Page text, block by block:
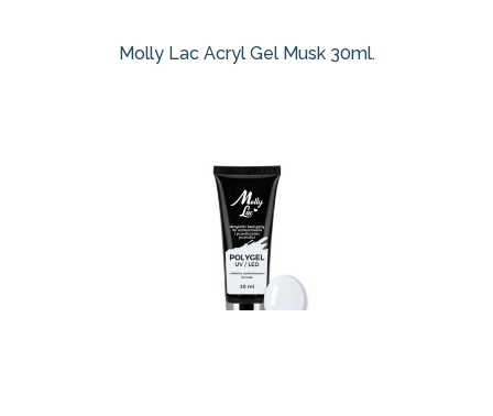
Molly Lac Acryl Gel Musk 30ml.